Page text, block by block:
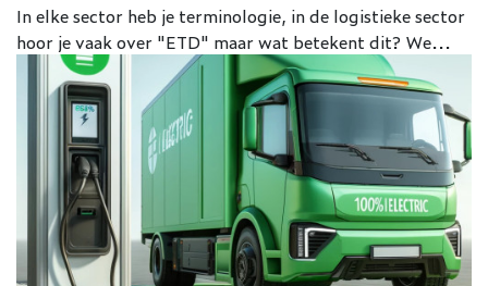
In elke sector heb je terminologie, in de logistieke sector
hoor je vaak over "ETD" maar wat betekent dit? We...